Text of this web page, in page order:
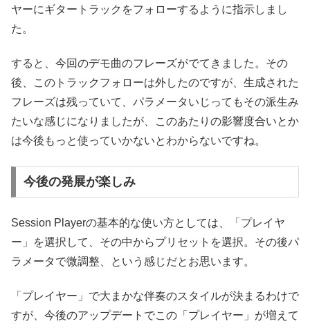
ヤーにギタートラックをフォローするように指示しまし
た。
すると、今回のデモ曲のフレーズがでてきました。その
後、このトラックフォローは外したのですが、生成された
フレーズは残っていて、パラメータいじってもその派生み
たいな感じになりましたが、このあたりの影響度合いとか
は今後もっと使っていかないとわからないですね。
今後の発展が楽しみ
Session Playerの基本的な使い方としては、「プレイヤ
ー」を選択して、その中からプリセットを選択。その後パ
ラメータで微調整、という感じだとお思います。
「プレイヤー」で大まかな伴奏のスタイルが決まるわけで
すが、今後のアップデートでこの「プレイヤー」が増えて